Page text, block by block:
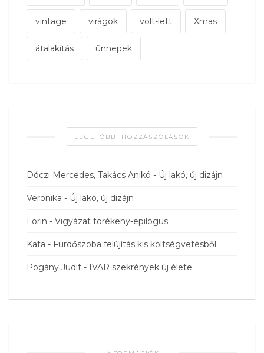
vintage virágok volt-lett Xmas
átalakítás ünnepek
LEGUTÓBBI HOZZÁSZÓLÁSOK
Dóczi Mercedes, Takács Anikó - Új lakó, új dizájn
Veronika - Új lakó, új dizájn
Lorin - Vigyázat törékeny-epilógus
Kata - Fürdőszoba felújítás kis költségvetésből
Pogány Judit - IVAR szekrények új élete